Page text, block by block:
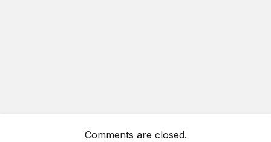
Comments are closed.